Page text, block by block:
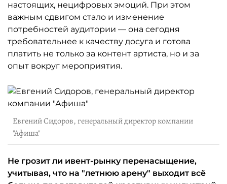
настоящих, нецифровых эмоций. При этом
важным сдвигом стало и изменение
потребностей аудитории — она сегодня
требовательнее к качеству досуга и готова
платить не только за контент артиста, но и за
опыт вокруг мероприятия.
Евгений Сидоров, генеральный директор компании
"Афиша"
Не грозит ли ивент-рынку перенасыщение,
учитывая, что на "летнюю арену" выходит всё